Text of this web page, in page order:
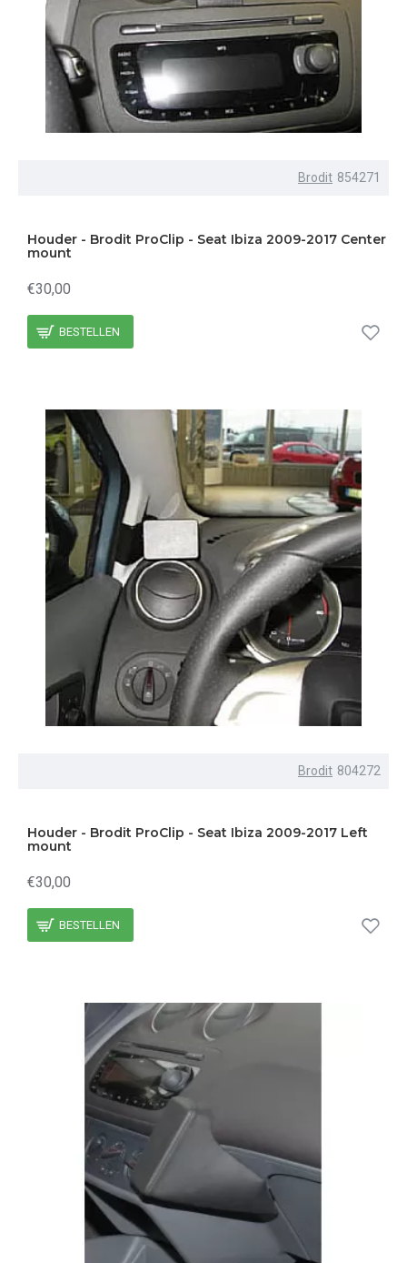
Brodit 854271
Houder - Brodit ProClip - Seat Ibiza 2009-2017 Center
mount
€30,00
BESTELLEN
Brodit 804272
Houder - Brodit ProClip - Seat Ibiza 2009-2017 Left
mount
€30,00
BESTELLEN